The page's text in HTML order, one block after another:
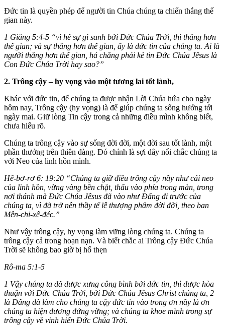
Đức tin là quyền phép để người tin Chúa chúng ta chiến thắng thế
gian này.
1 Giăng 5:4-5 “vì hễ sự gì sanh bởi Ðức Chúa Trời, thì thắng hơn
thế gian; và sự thắng hơn thế gian, ấy là đức tin của chúng ta. Ai là
người thắng hơn thế gian, há chẳng phải kẻ tin Ðức Chúa Jêsus là
Con Ðức Chúa Trời hay sao?”
2. Trông cậy – hy vọng vào một tương lai tốt lành,
Khác với đức tin, để chúng ta được nhận Lời Chúa hứa cho ngày
hôm nay, Trông cậy (hy vọng) là để giúp chúng ta sống hướng tới
ngày mai. Giữ lòng Tin cậy trong cả những điều mình không biết,
chưa hiểu rõ.
Chúng ta trông cậy vào sự sống đời đời, một đời sau tốt lành, một
phần thưởng trên thiên đàng. Đó chính là sợi dây nối chắc chúng ta
với Neo của linh hồn mình.
Hê-bơ-rơ 6: 19:20 “Chúng ta giữ điều trông cậy nầy như cái neo
của linh hồn, vững vàng bền chặt, thấu vào phía trong màn, trong
nơi thánh mà Ðức Chúa Jêsus đã vào như Ðấng đi trước của
chúng ta, vì đã trở nên thầy tế lễ thượng phẩm đời đời, theo ban
Mên-chi-xê-đéc.”
Như vậy trông cậy, hy vọng làm vững lòng chúng ta. Chúng ta
trông cậy cả trong hoạn nạn. Và biết chắc ai Trông cậy Đức Chúa
Trời sẽ không bao giờ bị hổ thẹn
Rô-ma 5:1-5
1 Vậy chúng ta đã được xưng công bình bởi đức tin, thì được hòa
thuận với Ðức Chúa Trời, bởi Ðức Chúa Jêsus Christ chúng ta, 2
là Ðấng đã làm cho chúng ta cậy đức tin vào trong ơn nầy là ơn
chúng ta hiện đương đứng vững; và chúng ta khoe mình trong sự
trông cậy về vinh hiển Ðức Chúa Trời.